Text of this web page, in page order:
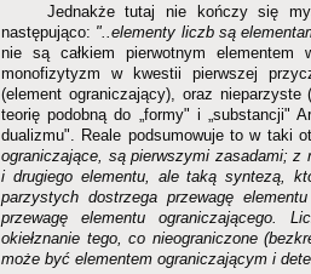
Jednakże tutaj nie kończy się
następująco: "..elementy liczb są
nie są całkiem pierwotnym
monofizytyzm w kwestii pierwszej
(element ograniczający), oraz
teorię podobną do „formy" i „substancji"
dualizmu". Reale podsumowuje to w taki
ograniczające, są pierwszymi zasadami;
i drugiego elementu, ale taką syntezą,
parzystych dostrzega przewagę
przewagę elementu ograniczającego.
okiełznanie tego, co nieograniczone
może być elementem ograniczającym i